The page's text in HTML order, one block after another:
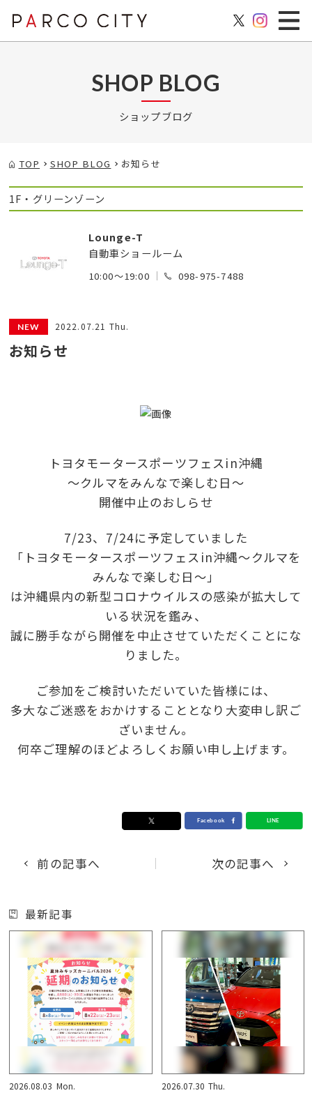
SHOP BLOG
ショップブログ
TOP SHOP BLOG お知らせ
1F・グリーンゾーン
Lounge-T
自動車ショールーム
10:00～19:00 098-975-7488
2022.07.21 Thu.
お知らせ
トヨタモータースポーツフェスin沖縄
～クルマをみんなで楽しむ日～
開催中止のおしらせ
7/23、7/24に予定していました
「トヨタモータースポーツフェスin沖縄～クルマを
みんなで楽しむ日～」
は沖縄県内の新型コロナウイルスの感染が拡大して
いる状況を鑑み、
誠に勝手ながら開催を中止させていただくことにな
りました。
ご参加をご検討いただいていた皆様には、
多大なご迷惑をおかけすることとなり大変申し訳ご
ざいません。
何卒ご理解のほどよろしくお願い申し上げます。
前の記事へ 次の記事へ
最新記事
2026.08.03 Mon.
2026.07.30 Thu.